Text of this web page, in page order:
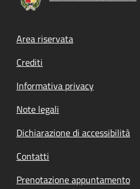
Footer menu
Area riservata
Crediti
Informativa privacy
Note legali
Dichiarazione di accessibilità
Contatti
Prenotazione appuntamento